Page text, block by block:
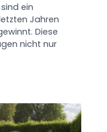
ein
Jahren
Diese
nicht nur